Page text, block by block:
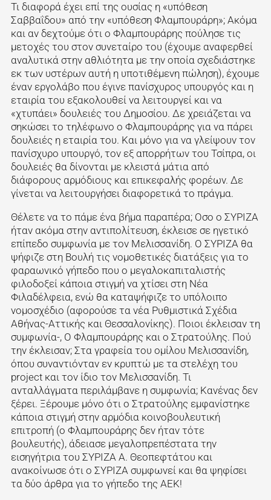
Τι διαφορά έχει επί της ουσίας η «υπόθεση
Σαββαΐδου» από την «υπόθεση Φλαμπουράρη»; Ακόμα
και αν δεχτούμε ότι ο Φλαμπουράρης πούλησε τις
μετοχές του στον συνεταίρο του (έχουμε αναφερθεί
αναλυτικά στην αθλιότητα με την οποία σχεδιάστηκε
εκ των υστέρων αυτή η υποτιθέμενη πώληση), έχουμε
έναν εργολάβο που έγινε πανίσχυρος υπουργός και η
εταιρία του εξακολουθεί να λειτουργεί και να
«χτυπάει» δουλειές του Δημοσίου. Δε χρειάζεται να
σηκώσει το τηλέφωνο ο Φλαμπουράρης για να πάρει
δουλειές η εταιρία του. Και μόνο για να γλείψουν τον
πανίσχυρο υπουργό, τον εξ απορρήτων του Τσίπρα, οι
δουλειές θα δίνονται με κλειστά μάτια από
διάφορους αρμόδιους και επικεφαλής φορέων. Δε
γίνεται να λειτουργήσει διαφορετικά το πράγμα.
Θέλετε να το πάμε ένα βήμα παραπέρα; Οσο ο ΣΥΡΙΖΑ
ήταν ακόμα στην αντιπολίτευση, έκλεισε σε ηγετικό
επίπεδο συμφωνία με τον Μελισσανίδη. Ο ΣΥΡΙΖΑ θα
ψήφιζε στη Βουλή τις νομοθετικές διατάξεις για το
φαραωνικό γήπεδο που ο μεγαλοκαπιταλιστής
φιλοδοξεί κάποια στιγμή να χτίσει στη Νέα
Φιλαδέλφεια, ενώ θα καταψήφιζε το υπόλοιπο
νομοσχέδιο (αφορούσε τα νέα Ρυθμιστικά Σχέδια
Αθήνας-Αττικής και Θεσσαλονίκης). Ποιοι έκλεισαν τη
συμφωνία-, Ο Φλαμπουράρης και ο Στρατούλης. Πού
την έκλεισαν; Στα γραφεία του ομίλου Μελισσανίδη,
όπου συναντιόνταν εν κρυπτώ με τα στελέχη του
project και τον ίδιο τον Μελισσανίδη. Τι
ανταλλάγματα περιλάμβανε η συμφωνία; Κανένας δεν
ξέρει. Ξέρουμε μόνο ότι ο Στρατούλης εμφανίστηκε
κάποια στιγμή στην αρμόδια κοινοβουλευτική
επιτροπή (ο Φλαμπουράρης δεν ήταν τότε
βουλευτής), άδειασε μεγαλοπρεπέστατα την
εισηγήτρια του ΣΥΡΙΖΑ Α. Θεοπεφτάτου και
ανακοίνωσε ότι ο ΣΥΡΙΖΑ συμφωνεί και θα ψηφίσει
τα δύο άρθρα για το γήπεδο της ΑΕΚ!